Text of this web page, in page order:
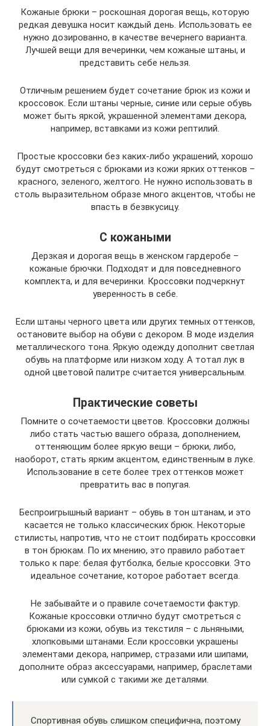
Кожаные брюки – роскошная дорогая вещь, которую
редкая девушка носит каждый день. Использовать ее
нужно дозированно, в качестве вечернего варианта.
Лучшей вещи для вечеринки, чем кожаные штаны, и
представить себе нельзя.
Отличным решением будет сочетание брюк из кожи и
кроссовок. Если штаны черные, синие или серые обувь
может быть яркой, украшенной элементами декора,
например, вставками из кожи рептилий.
Простые кроссовки без каких-либо украшений, хорошо
будут смотреться с брюками из кожи ярких оттенков –
красного, зеленого, желтого. Не нужно использовать в
столь выразительном образе много акцентов, чтобы не
впасть в безвкусицу.
С кожаными
Дерзкая и дорогая вещь в женском гардеробе –
кожаные брючки. Подходят и для повседневного
комплекта, и для вечеринки. Кроссовки подчеркнут
уверенность в себе.
Если штаны черного цвета или других темных оттенков,
остановите выбор на обуви с декором. В моде изделия
металлического тона. Яркую одежду дополнит светлая
обувь на платформе или низком ходу. А тотал лук в
одной цветовой палитре считается универсальным.
Практические советы
Помните о сочетаемости цветов. Кроссовки должны
либо стать частью вашего образа, дополнением,
оттеняющим более яркую вещи – брюки, либо,
наоборот, стать ярким акцентом, единственным в луке.
Использование в сете более трех оттенков может
превратить вас в попугая.
Беспроигрышный вариант – обувь в тон штанам, и это
касается не только классических брюк. Некоторые
стилисты, напротив, что не стоит подбирать кроссовки
в тон брюкам. По их мнению, это правило работает
только к паре: белая футболка, белые кроссовки. Это
идеальное сочетание, которое работает всегда.
Не забывайте и о правиле сочетаемости фактур.
Кожаные кроссовки отлично будут смотреться с
брюками из кожи, обувь из текстиля – с льняными,
хлопковыми штанами. Если кроссовки украшены
элементами декора, например, стразами или шипами,
дополните образ аксессуарами, например, браслетами
или сумкой с такими же деталями.
Спортивная обувь слишком специфична, поэтому